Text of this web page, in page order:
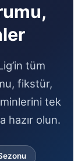
tüm
fikstür,
tek
hazır olun.